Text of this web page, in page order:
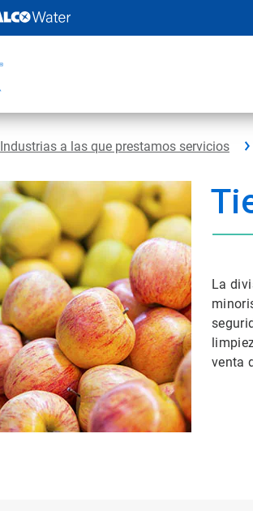
Industrias a las que prestamos servicios
La
venta